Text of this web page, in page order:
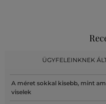
ÜGYFELEINKNEK
A méret sokkal kisebb, mint
viselek